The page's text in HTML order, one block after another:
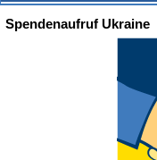
Spendenaufruf Ukraine